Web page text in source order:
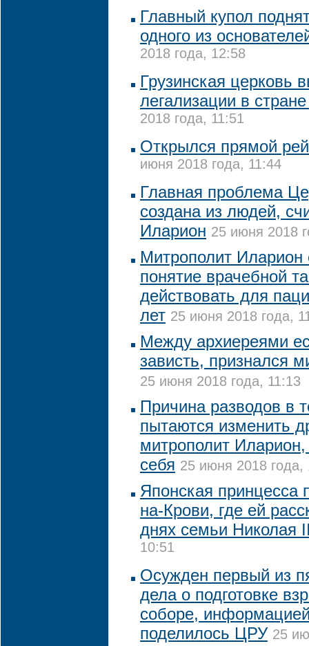
Главный купол
одного из
2018 года, 12:58
Грузинская церковь
легализации в
2018 года, 11:51
Открылся прямой
июня 2018 года, 11:44
Главная проблема
создана из людей,
Иларион 25 июня 2018
Митрополит Иларион
понятие врачебной
действовать для
лет 25 июня 2018 года,
Между архиереями
зависть, признался
25 июня 2018 года, 11:13
Причина разводов в
пытаются изменить
митрополит
себя 25 июня 2018 года,
Японская
на-Крови, где ей
днях семьи Николая
10:51
Осужден первый из
дела о подготовке
соборе,
поделилось ЦРУ 25